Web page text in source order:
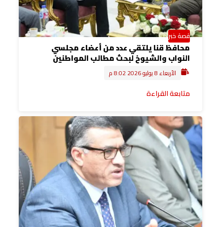
قصة خبر
محافظ قنا يلتقي عدد من أعضاء مجلسي
النواب والشيوخ لبحث مطالب المواطنين
الأربعاء 8 يوليو 2026 8:02 م
متابعة القراءة